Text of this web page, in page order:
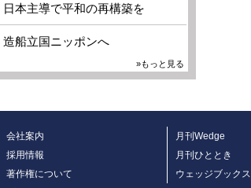
日本主導で平和の再構築を
造船立国ニッポンへ
»もっと見る
会社案内
採用情報
著作権について
月刊Wedge
月刊ひととき
ウェッジブックス